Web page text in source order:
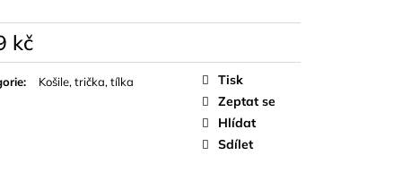
kč
: Košile, trička, tílka
Tisk
Zeptat se
Hlídat
Sdílet